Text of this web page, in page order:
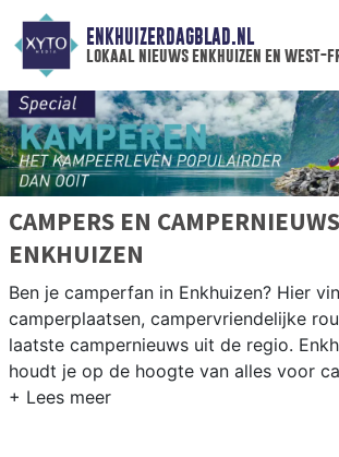
ENKHUIZERDAGBLAD.NL
lokaal nieuws enkhuizen en west-
CAMPERS EN CAMPERNIEUWS
ENKHUIZEN
Ben je camperfan in Enkhuizen? Hier
camperplaatsen, campervriendelijke
laatste campernieuws uit de regio.
houdt je op de hoogte van alles voor